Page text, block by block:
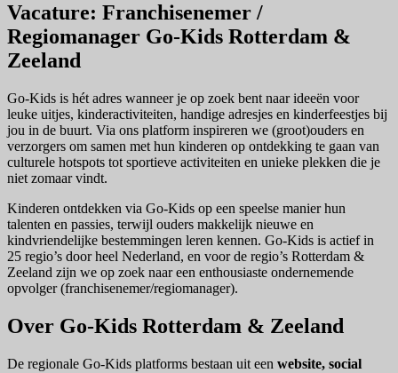
Vacature: Franchisenemer /
Regiomanager Go-Kids Rotterdam &
Zeeland
Go-Kids is hét adres wanneer je op zoek bent naar ideeën voor
leuke uitjes, kinderactiviteiten, handige adresjes en kinderfeestjes bij
jou in de buurt. Via ons platform inspireren we (groot)ouders en
verzorgers om samen met hun kinderen op ontdekking te gaan van
culturele hotspots tot sportieve activiteiten en unieke plekken die je
niet zomaar vindt.
Kinderen ontdekken via Go-Kids op een speelse manier hun
talenten en passies, terwijl ouders makkelijk nieuwe en
kindvriendelijke bestemmingen leren kennen. Go-Kids is actief in
25 regio’s door heel Nederland, en voor de regio’s Rotterdam &
Zeeland zijn we op zoek naar een enthousiaste ondernemende
opvolger (franchisenemer/regiomanager).
Over Go-Kids Rotterdam & Zeeland
De regionale Go-Kids platforms bestaan uit een website, social